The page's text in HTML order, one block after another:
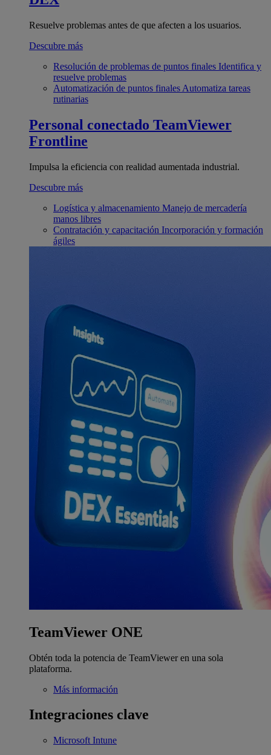
Resuelve problemas antes de que afecten a los usuarios.
Descubre más
Resolución de problemas de puntos finales Identifica y
resuelve problemas
Automatización de puntos finales Automatiza tareas
rutinarias
Personal conectado TeamViewer
Frontline
Impulsa la eficiencia con realidad aumentada industrial.
Descubre más
Logística y almacenamiento Manejo de mercadería
manos libres
Contratación y capacitación Incorporación y formación
ágiles
TeamViewer ONE
Obtén toda la potencia de TeamViewer en una sola
plataforma.
Más información
Integraciones clave
Microsoft Intune